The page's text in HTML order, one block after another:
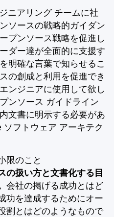
ニアリング チームに社
ソースの戦略的ガイダン
プンソース戦略を促進し
ダー達が全面的に支援す
明確な言葉で知らせるこ
の創成と利用を促進でき
ンジニアに使用して欲し
ンソース ガイドライン
文書に明示する必要があ
フトウェア アーキテク
限のこと
の扱い方と文書化する目
会社の掲げる成功とはど
功を達成するためにオー
割とはどのようなもので